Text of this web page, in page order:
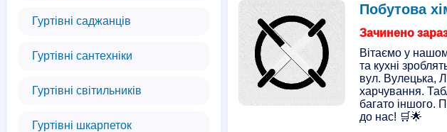
Гуртівні саджанців
Гуртівні сантехніки
Гуртівні світильників
Гуртівні шкарпеток
Побутова
Зачинено
Вітаємо у
та кухні
вул. Вулецька,
харчування.
багато іншого.
до нас! 🛒🌟